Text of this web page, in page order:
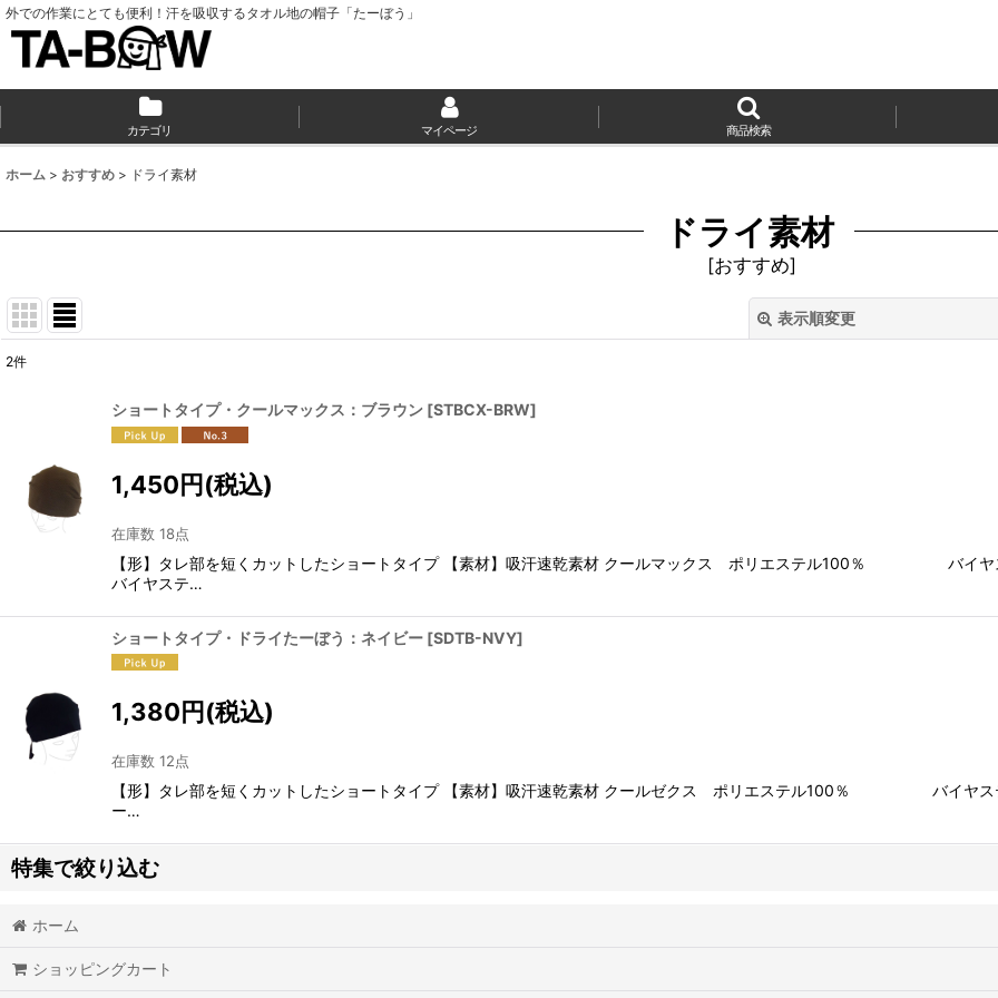
外での作業にとても便利！汗を吸収するタオル地の帽子「たーぼう」
カテゴリ マイページ 商品検索
ホーム > おすすめ > ドライ素材
ドライ素材
[おすすめ]
表示順変更
2件
ショートタイプ・クールマックス：ブラウン [STBCX-BRW]
1,450円(税込)
在庫数 18点
【形】タレ部を短くカットしたショートタイプ 【素材】吸汗速乾素材 クールマックス ポリエステル100％ バイヤ
バイヤステ…
ショートタイプ・ドライたーぼう：ネイビー [SDTB-NVY]
1,380円 (税込)
在庫数 12点
【形】タレ部を短くカットしたショートタイプ 【素材】吸汗速乾素材 クールゼクス ポリエステル100％ バイヤス
ー…
特集で絞り込む
カープたーぼう
クールマックス素材
ホーム
ショッピングカート